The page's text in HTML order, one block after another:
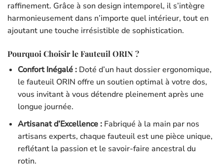
raffinement. Grâce à son design intemporel, il s’intègre
harmonieusement dans n’importe quel intérieur, tout en
ajoutant une touche irrésistible de sophistication.
Pourquoi Choisir le Fauteuil ORIN ?
Confort Inégalé :Doté d’un haut dossier ergonomique,
le fauteuil ORIN offre un soutien optimal à votre dos,
vous invitant à vous détendre pleinement après une
longue journée.
Artisanat d’Excellence :Fabriqué à la main par nos
artisans experts, chaque fauteuil est une pièce unique,
reflétant la passion et le savoir-faire ancestral du
rotin.